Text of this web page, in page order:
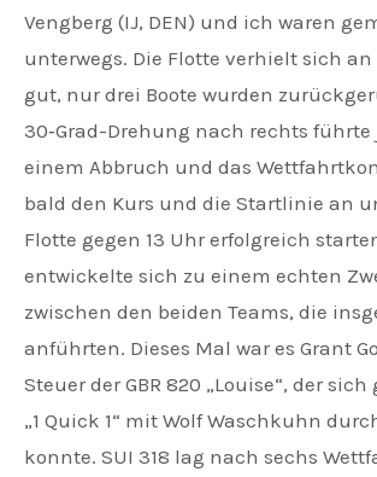
Vengberg (IJ, DEN) und ich waren
unterwegs. Die Flotte verhielt sich
gut, nur drei Boote wurden
30‑Grad-Drehung nach rechts führte
einem Abbruch und das
bald den Kurs und die Startlinie an
Flotte gegen 13 Uhr erfolgreich
entwickelte sich zu einem echten
zwischen den beiden Teams, die
anführten. Dieses Mal war es Grant
Steuer der GBR 820 „Louise“, der sich
„1 Quick 1“ mit Wolf Waschkuhn
konnte. SUI 318 lag nach sechs